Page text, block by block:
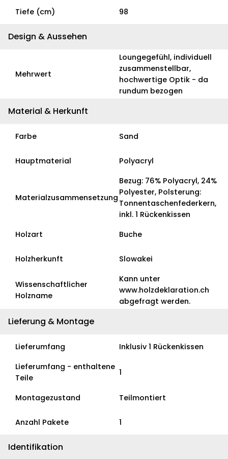
Tiefe (cm) 98
Design & Aussehen
Mehrwert
Loungegefühl, individuell
zusammenstellbar,
hochwertige Optik - da
rundum bezogen
Material & Herkunft
Farbe Sand
Hauptmaterial Polyacryl
Materialzusammensetzung
Bezug: 76% Polyacryl, 24%
Polyester, Polsterung:
Tonnentaschenfederkern,
inkl. 1 Rückenkissen
Holzart
Buche
Holzherkunft Slowakei
Wissenschaftlicher
Holzname
Kann unter
www.holzdeklaration.ch
abgefragt werden.
Lieferung & Montage
Lieferumfang
Inklusiv 1 Rückenkissen
Lieferumfang - enthaltene
Teile
1
Montagezustand Teilmontiert
Anzahl Pakete 1
Identifikation